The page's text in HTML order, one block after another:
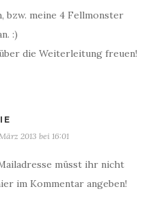
bzw. meine 4 Fellmonster
:)
die Weiterleitung freuen!
2013 bei 16:01
müsst ihr nicht
im Kommentar angeben!